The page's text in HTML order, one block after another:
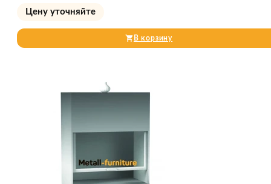
Цену уточняйте
В корзину